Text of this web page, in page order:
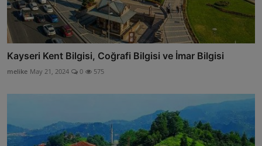
Kayseri Kent Bilgisi, Coğrafi Bilgisi ve İmar Bilgisi
melike May 21, 2024 0 575